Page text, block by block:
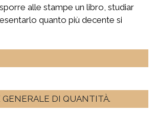
alle stampe un libro, studiar
quanto più decente si
GENERALE DI QUANTITÀ.